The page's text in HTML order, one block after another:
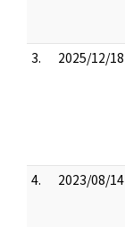
3.
2025/12/18
4.
2023/08/14